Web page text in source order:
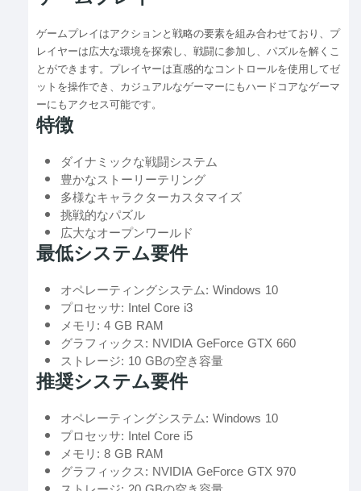
ゲームプレイはアクションと戦略の要素を組み合わせており、プ
レイヤーは広大な環境を探索し、戦闘に参加し、パズルを解くこ
とができます。プレイヤーは直感的なコントロールを使用してゼ
ットを操作でき、カジュアルなゲーマーにもハードコアなゲーマ
ーにもアクセス可能です。
特徴
ダイナミックな戦闘システム
豊かなストーリーテリング
多様なキャラクターカスタマイズ
挑戦的なパズル
広大なオープンワールド
最低システム要件
オペレーティングシステム: Windows 10
プロセッサ: Intel Core i3
メモリ: 4 GB RAM
グラフィックス: NVIDIA GeForce GTX 660
ストレージ: 10 GBの空き容量
推奨システム要件
オペレーティングシステム: Windows 10
プロセッサ: Intel Core i5
メモリ: 8 GB RAM
グラフィックス: NVIDIA GeForce GTX 970